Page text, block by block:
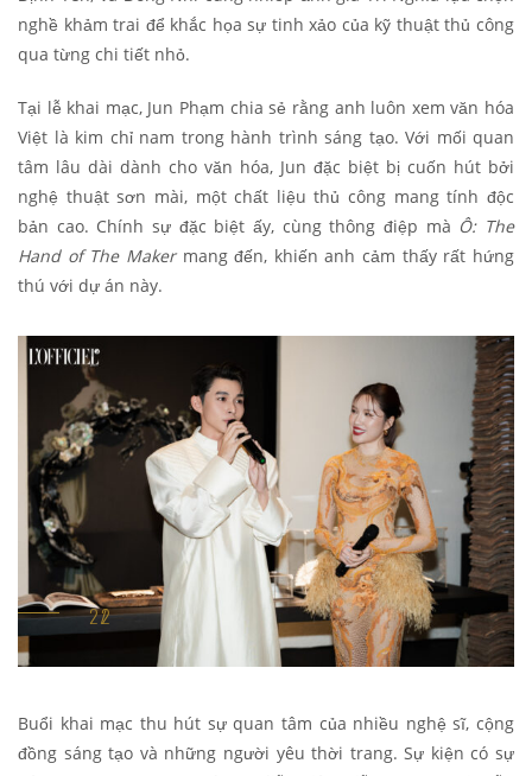
nghề khảm trai để khắc họa sự tinh xảo của kỹ thuật thủ công
qua từng chi tiết nhỏ.
Tại lễ khai mạc, Jun Phạm chia sẻ rằng anh luôn xem văn hóa
Việt là kim chỉ nam trong hành trình sáng tạo. Với mối quan
tâm lâu dài dành cho văn hóa, Jun đặc biệt bị cuốn hút bởi
nghệ thuật sơn mài, một chất liệu thủ công mang tính độc
bản cao. Chính sự đặc biệt ấy, cùng thông điệp mà Ô: The
Hand of The Makermang đến, khiến anh cảm thấy rất hứng
thú với dự án này.
Buổi khai mạc thu hút sự quan tâm của nhiều nghệ sĩ, cộng
đồng sáng tạo và những người yêu thời trang. Sự kiện có sự